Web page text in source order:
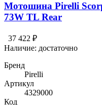
Мотошина Pirelli
73W TL Rear
37 422 ₽
Наличие: достаточно
Бренд
Pirelli
Артикул
4329000
Код